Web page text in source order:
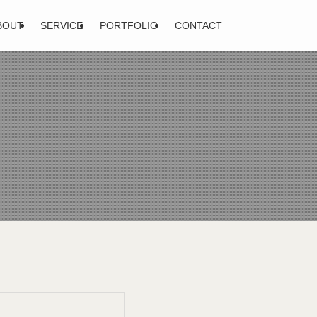
SERVICE PORTFOLIO CONTACT